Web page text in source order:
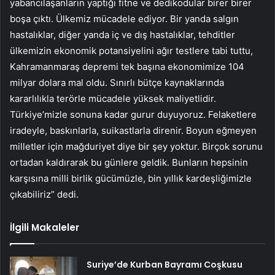
yabancılaşanların yaptığı fitne ve dedikodular birer birer
boşa çıktı. Ülkemiz mücadele ediyor. Bir yanda salgın
hastalıklar, diğer yanda iç ve dış hastalıklar, tehditler
ülkemizin ekonomik potansiyelini ağır testlere tabi tuttu,
Kahramanmaraş depremi tek başına ekonomimize 104
milyar dolara mal oldu. Sınırlı bütçe kaynaklarında
kararlılıkla terörle mücadele yüksek maliyetlidir.
Türkiye’mizle sonuna kadar gurur duyuyoruz. Felaketlere
iradeyle, baskınlarla, suikastlarla direnir. Boyun eğmeyen
milletler için mağduriyet diye bir şey yoktur. Birçok sorunu
ortadan kaldırarak bu günlere geldik. Bunların hepsinin
karşısına milli birlik gücümüzle, bin yıllık kardeşliğimizle
çıkabiliriz” dedi.
İlgili Makaleler
Suriye’de Kurban Bayramı Coşkusu